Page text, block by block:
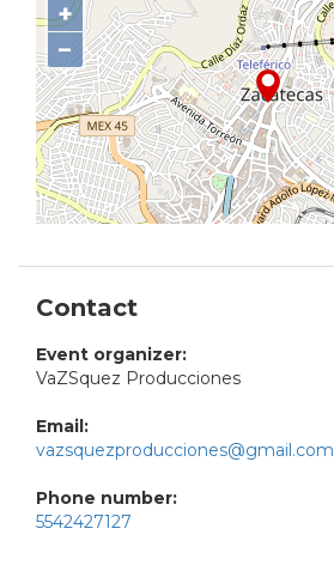
+
−
Contact
Event organizer:
VaZSquez Producciones
Email:
vazsquezproducciones@gmail.com
Phone number:
5542427127